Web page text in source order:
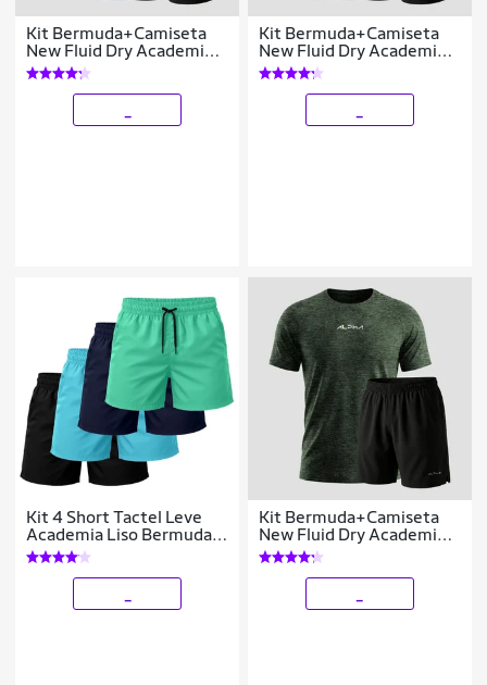
Kit Bermuda+Camiseta
New Fluid Dry Academia
Alpha
Kit Bermuda+Camiseta
New Fluid Dry Academia
Alpha
Kit 4 Short Tactel Leve
Academia Liso Bermuda
Masculina
Kit Bermuda+Camiseta
New Fluid Dry Academia
Alpha